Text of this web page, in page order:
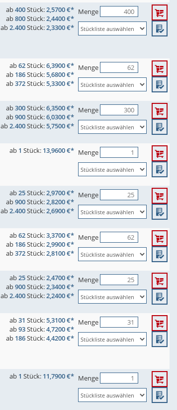
ab400Stück:2,5700 €*
ab800Stück:2,4400 €*
ab2.400Stück:2,3300 €*
Menge
ab62Stück:6,3900 €*
ab 186Stück:5,6800 €*
ab372Stück:5,3300 €*
Menge
ab300Stück:6,3500 €*
ab900Stück:6,0300 €*
ab2.400Stück:5,7500 €*
Menge
ab 1 Stück: 13,9600 €* Menge
ab25Stück:2,9700 €*
ab900Stück:2,8200 €*
ab2.400Stück:2,6900 €*
Menge
ab62Stück:3,3700 €*
ab 186Stück:2,9900 €*
ab372Stück:2,8100 €*
Menge
ab25Stück:2,4700 €*
ab900Stück:2,3400 €*
ab2.400Stück:2,2400 €*
Menge
ab31 Stück:5,3100 €*
ab93Stück:4,7200 €*
ab 186Stück:4,4200 €*
Menge
ab 1 Stück: 11,7900 €* Menge